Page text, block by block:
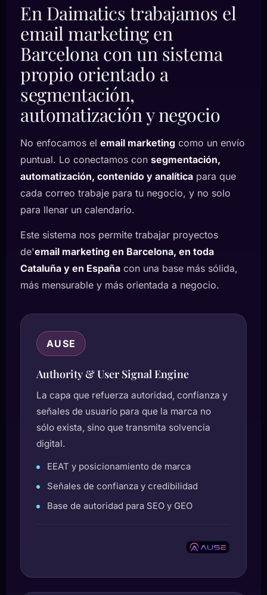
En Daimatics trabajamos el
email marketing en
Barcelona con un sistema
propio orientado a
segmentación,
automatización y negocio
No enfocamos el email marketing como un envío
puntual. Lo conectamos con segmentación,
automatización, contenido y analítica para que
cada correo trabaje para tu negocio, y no solo
para llenar un calendario.
Este sistema nos permite trabajar proyectos
de'email marketing en Barcelona, en toda
Cataluña y en España con una base más sólida,
más mensurable y más orientada a negocio.
AUSE
Authority & User Signal Engine
La capa que refuerza autoridad, confianza y
señales de usuario para que la marca no
sólo exista, sino que transmita solvencia
digital.
EEAT y posicionamiento de marca
Señales de confianza y credibilidad
Base de autoridad para SEO y GEO